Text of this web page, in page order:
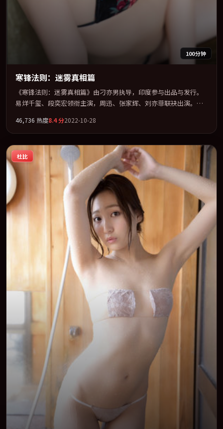
100分钟
寒锋法则：迷雾真相篇
《寒锋法则：迷雾真相篇》由刁亦男执导，印度参与出品与发行。
易烊千玺、段奕宏领衔主演，周迅、张家辉、刘亦菲联袂出演。视
为骨架，在叙事、表演与视听上力求统一。定于 2022-05-14 在内地
院线及主流平台同步亮相，2022 年度话题片中口碑稳健，适合喜欢
强情节与人物弧光的观众完整观看。
46,736 热度8.4分2022-10-28
杜比